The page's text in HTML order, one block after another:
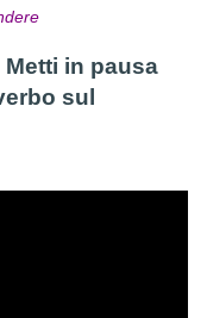
in pausa
sul